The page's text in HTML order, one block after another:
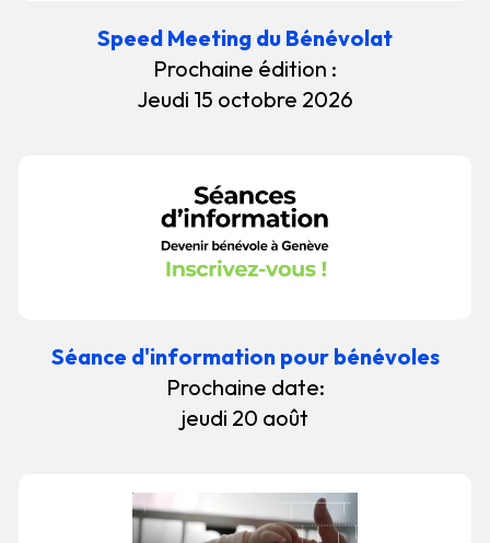
Speed Meeting du Bénévolat
Prochaine édition :
Jeudi 15 octobre 2026
Séance d'information pour bénévoles
Prochaine date:
jeudi 20 août